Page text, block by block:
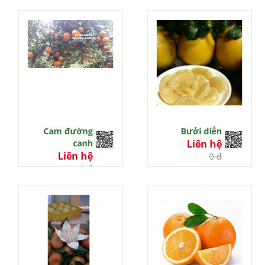
Cam đường
canh
Liên hệ
0 đ
Bưởi diễn
Liên hệ
0 đ